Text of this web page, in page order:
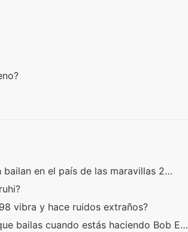
en el país de las maravillas 2…
vibra y hace ruidos extraños?
bailas cuando estás haciendo Bob E…